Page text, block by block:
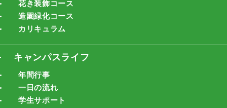
花き装飾コース
造園緑化コース
カリキュラム
キャンパスライフ
年間行事
一日の流れ
学生サポート